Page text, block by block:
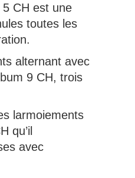
CH est une
toutes les
alternant avec
9 CH, trois
larmoiements
qu’il
avec